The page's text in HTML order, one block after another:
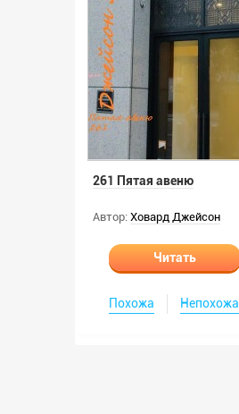
261 Пятая авеню
Автор: Ховард Джейсон
Читать
Похожа Непохожа